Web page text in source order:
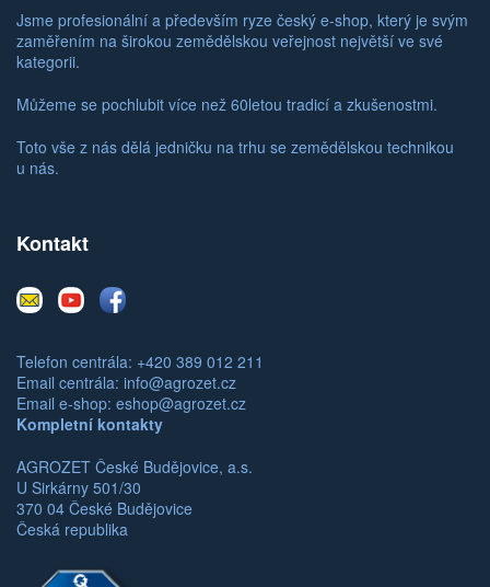
Jsme profesionální a především ryze český e-shop, který je svým
zaměřením na širokou zemědělskou veřejnost největší ve své
kategorii.
Můžeme se pochlubit více než 60letou tradicí a zkušenostmi.
Toto vše z nás dělá jedničku na trhu se zemědělskou technikou
u nás.
Kontakt
E-
mail
YoutubeFacebook
Telefon centrála: +420 389 012 211
Email centrála: info@agrozet.cz
Email e-shop: eshop@agrozet.cz
Kompletní kontakty
AGROZET České Budějovice, a.s.
U Sirkárny 501/30
370 04 České Budějovice
Česká republika